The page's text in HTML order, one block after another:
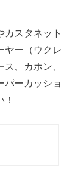
カスタネット
ヤー（ウクレ
、カホン、
パーカッショ